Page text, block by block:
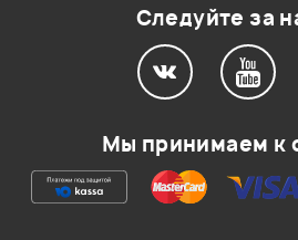
Ваша оценка:
Следуйте за
Мы принимаем к